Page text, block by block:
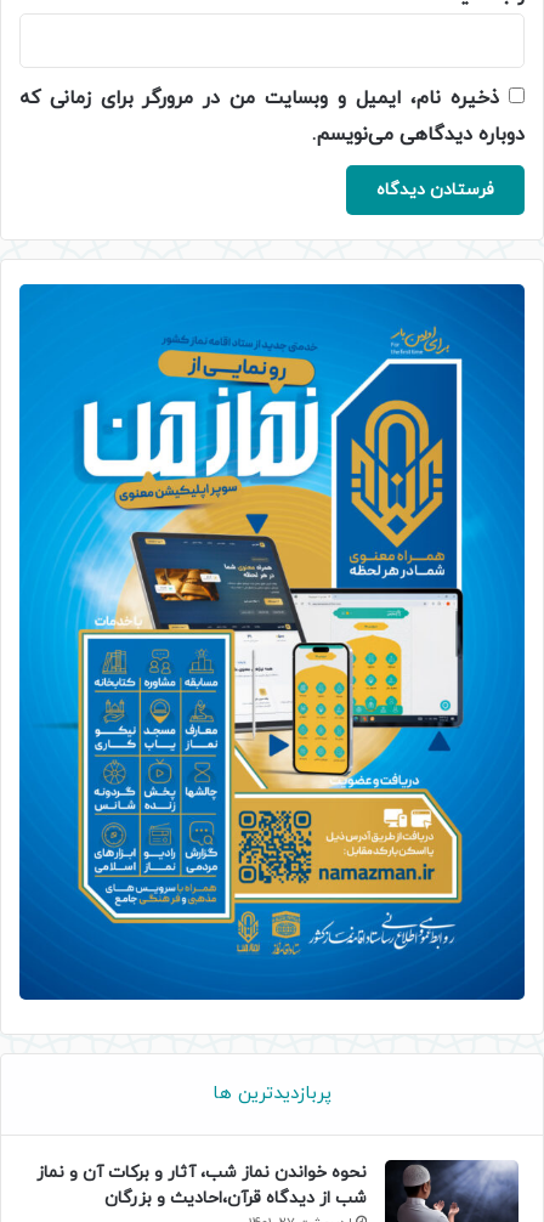
ذخیره نام، ایمیل و وبسایت من در مرورگر برای زمانی که
دوباره دیدگاهی می‌نویسم.
پربازدیدترین ها
نحوه خواندن نماز شب، آثار و برکات آن و نماز
شب از دیدگاه قرآن،احادیث و بزرگان